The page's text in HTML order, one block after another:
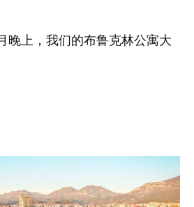
晚上，我们的布鲁克林公寓大